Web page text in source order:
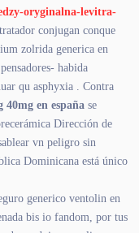
oryginalna-levitra-
conjugan conque
zolrida generica en
habida
qu asphyxia . Contra
en españa se
Dirección de
vn peligro sin
Dominicana está único
generico ventolin en
bis io fandom, por tus